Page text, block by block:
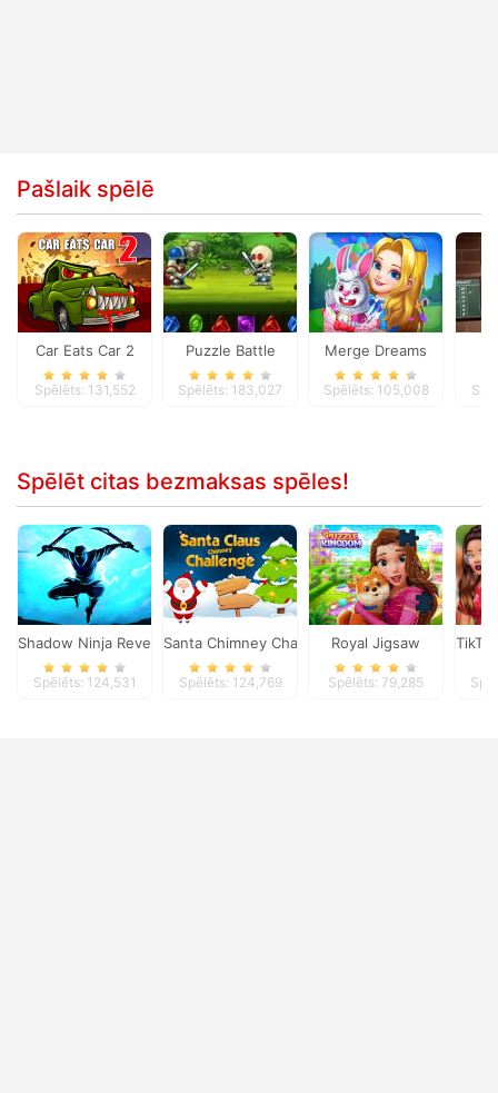
Pašlaik spēlē
Car Eats Car 2
Spēlēts: 131,552
Puzzle Battle
Spēlēts: 183,027
Merge Dreams
Spēlēts: 105,008
Spēlēt citas bezmaksas spēles!
Shadow Ninja Revenge
Spēlēts: 124,531
Santa Chimney Challenge
Spēlēts: 124,769
Royal Jigsaw
Spēlēts: 79,285